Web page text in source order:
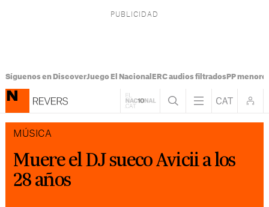
Síguenos en DiscoverJuego El Nacional ERC audios filtradosPP
MÚSICA
Muere el DJ sueco Avicii a los
28 años